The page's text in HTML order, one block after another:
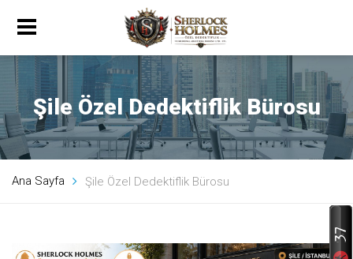
Şile Özel Dedektiflik Bürosu
Ana Sayfa Şile Özel Dedektiflik Bürosu